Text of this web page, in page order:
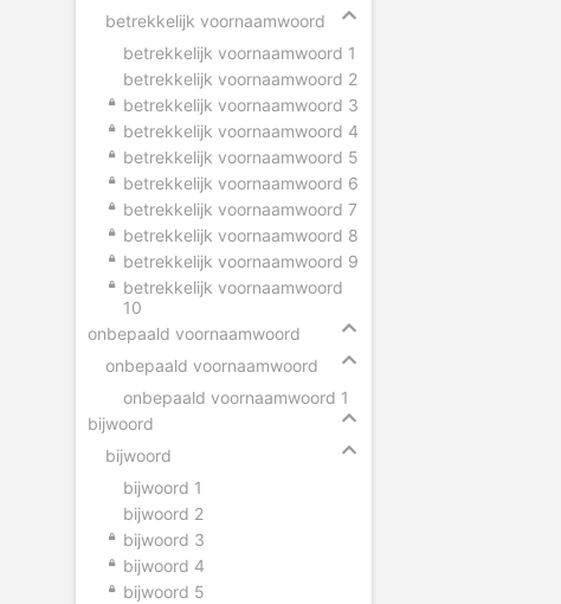
betrekkelijk voornaamwoord
betrekkelijk voornaamwoord 1
betrekkelijk voornaamwoord 2
betrekkelijk voornaamwoord 3
betrekkelijk voornaamwoord 4
betrekkelijk voornaamwoord 5
betrekkelijk voornaamwoord 6
betrekkelijk voornaamwoord 7
betrekkelijk voornaamwoord 8
betrekkelijk voornaamwoord 9
betrekkelijk voornaamwoord
10
onbepaald voornaamwoord
onbepaald voornaamwoord
onbepaald voornaamwoord 1
bijwoord
bijwoord
bijwoord 1
bijwoord 2
bijwoord 3
bijwoord 4
bijwoord 5